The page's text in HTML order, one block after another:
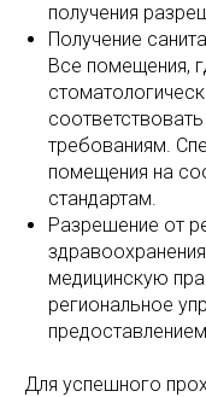
получения
Получение
Все помещения,
требованиям.
помещения на
стандартам.
Разрешение от
медицинскую
региональное
Для успешного